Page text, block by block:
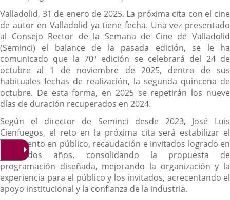
Valladolid, 31 de enero de 2025. La próxima cita con el cine
de autor en Valladolid ya tiene fecha. Una vez presentado
al Consejo Rector de la Semana de Cine de Valladolid
(Seminci) el balance de la pasada edición, se le ha
comunicado que la 70ª edición se celebrará del 24 de
octubre al 1 de noviembre de 2025, dentro de sus
habituales fechas de realización, la segunda quincena de
octubre. De esta forma, en 2025 se repetirán los nueve
días de duración recuperados en 2024.
Según el director de Seminci desde 2023, José Luis
Cienfuegos, el reto en la próxima cita será estabilizar el
incremento en público, recaudación e invitados logrado en
solo dos años, consolidando la propuesta de
programación diseñada, mejorando la organización y la
experiencia para el público y los invitados, acrecentando el
apoyo institucional y la confianza de la industria.